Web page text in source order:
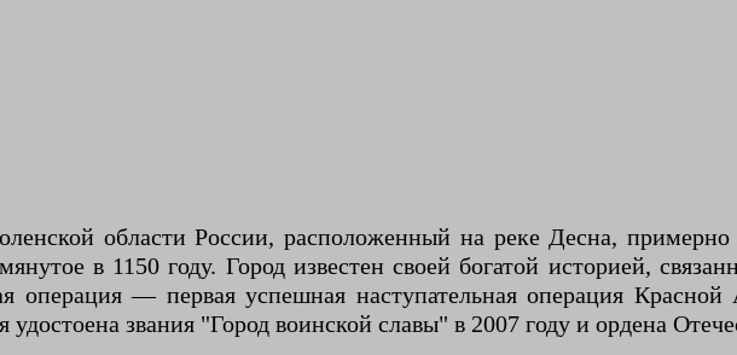
области России, расположенный на реке Десна,
в 1150 году. Город известен своей богатой историей,
операция — первая успешная наступательная операция
удостоена звания "Город воинской славы" в 2007 году и ордена